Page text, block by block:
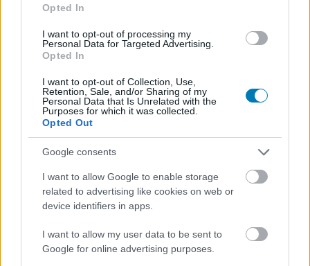
Opted In
I want to opt-out of processing my
Personal Data for Targeted Advertising.
Opted In
I want to opt-out of Collection, Use,
Retention, Sale, and/or Sharing of my
Personal Data that Is Unrelated with the
Purposes for which it was collected.
Opted Out
Google consents
I want to allow Google to enable storage
related to advertising like cookies on web or
device identifiers in apps.
I want to allow my user data to be sent to
Google for online advertising purposes.
koronavírusjárvány módosít-e bármit is a premieren.
hangulata – Jön a második forduló! (X)
Július végén folytatódik a balatoni strandröplabda-
sorozat.
#mortal kombat #megan fox #todd garner